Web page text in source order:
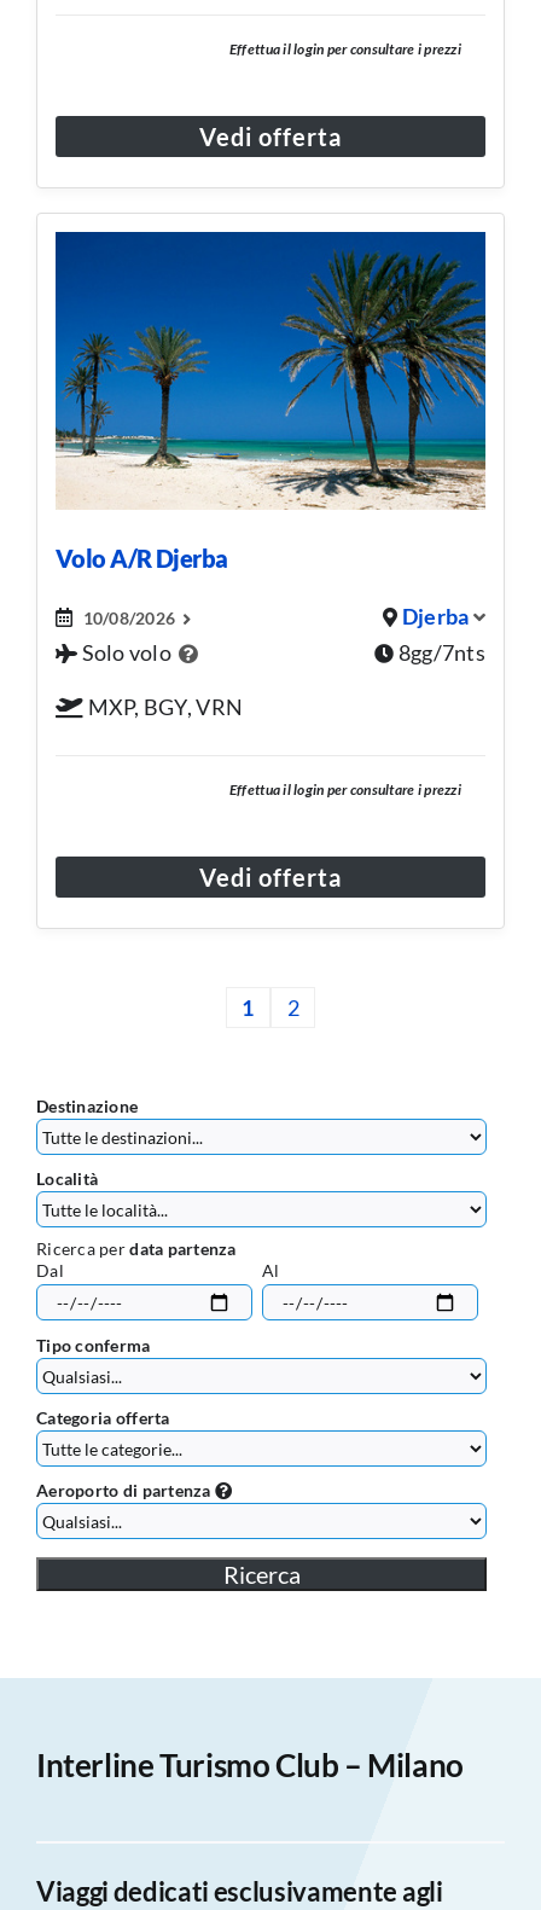
Effettua il login per consultare i prezzi
Vedi offerta
Volo A/R Djerba
10/08/2026
Djerba
Solo volo
8gg/7nts
MXP, BGY, VRN
Effettua il login per consultare i prezzi
Vedi offerta
1 2
Destinazione
Località
Ricerca perdata partenza
Dal
Al
Tipo conferma
Categoria offerta
Aeroporto di partenza
Interline Turismo Club – Milano
Viaggi dedicati esclusivamente agli